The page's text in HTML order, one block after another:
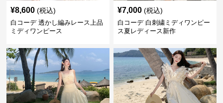
¥8,600 (税込)
白コーデ 透かし編みレース上品
ミディワンピース
¥7,000 (税込)
白コーデ 白刺繍ミディワンピー
ス夏レディース新作